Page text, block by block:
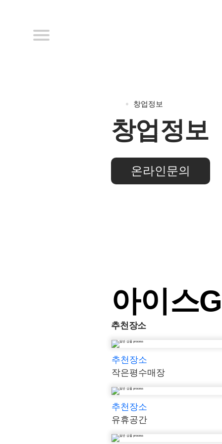
창업정보
창업정보
온라인문의
아이스
추천장소
추천장소
작은평수매장
추천장소
유휴공간